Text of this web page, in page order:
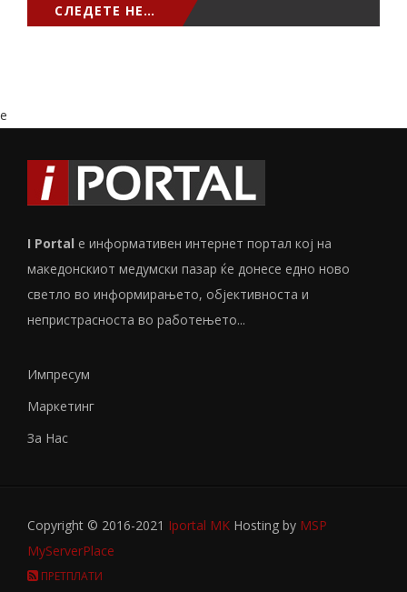
СЛЕДЕТЕ НЕ…
e
I Portal е информативен интернет портал кој на
македонскиот медумски пазар ќе донесе едно ново
светло во информирањето, објективноста и
непристрасноста во работењето...
Импресум
Маркетинг
За Нас
Copyright © 2016-2021 Iportal MK Hosting by MSP
MyServerPlace
ПРЕТПЛАТИ